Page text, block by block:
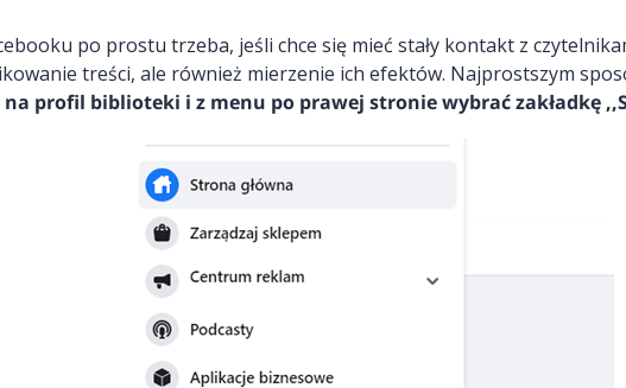
po prostu trzeba, jeśli chce się mieć stały kontakt z
treści, ale również mierzenie ich efektów. Najprostszym
na profil biblioteki i z menu po prawej stronie wybrać zakładkę